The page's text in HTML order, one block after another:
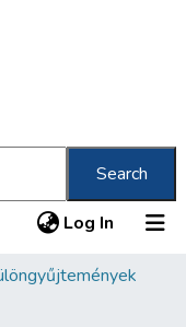
Search
Log In (current)